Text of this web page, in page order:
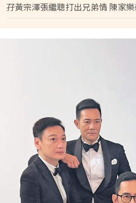
孖黃宗澤張繼聰打出兄弟情 陳家